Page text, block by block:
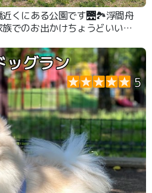
近くにある公園です🌉🏞️浮間舟
でのお出かけちょうどいい感
っています🐟️
ッグラン
5